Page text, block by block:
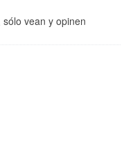
vean y opinen